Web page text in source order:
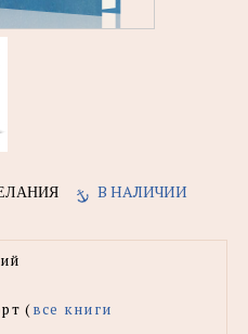
В НАЛИЧИИ
(все книги